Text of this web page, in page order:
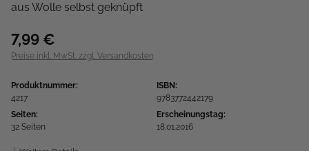
aus Wolle selbst geknüpft
7,99 €
Preise inkl. MwSt. zzgl. Versandkosten
Produktnummer:
4217
ISBN:
9783772442179
Seiten:
32 Seiten
Erscheinungstag:
18.01.2016